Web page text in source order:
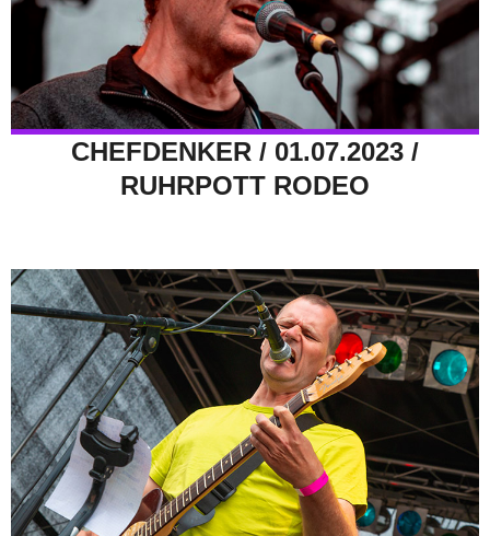
CHEFDENKER / 01.07.2023 /
RUHRPOTT RODEO